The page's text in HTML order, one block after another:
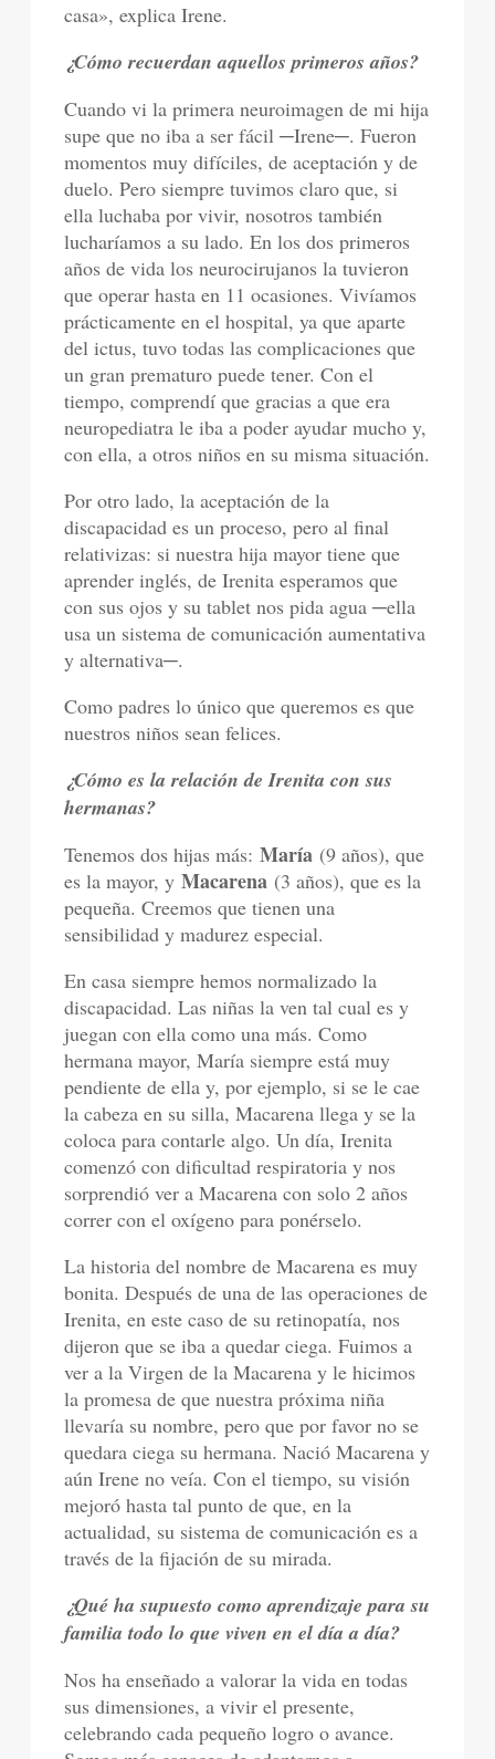
casa», explica Irene.
¿Cómo recuerdan aquellos primeros años?
Cuando vi la primera neuroimagen de mi hija
supe que no iba a ser fácil ─Irene─. Fueron
momentos muy difíciles, de aceptación y de
duelo. Pero siempre tuvimos claro que, si
ella luchaba por vivir, nosotros también
lucharíamos a su lado. En los dos primeros
años de vida los neurocirujanos la tuvieron
que operar hasta en 11 ocasiones. Vivíamos
prácticamente en el hospital, ya que aparte
del ictus, tuvo todas las complicaciones que
un gran prematuro puede tener. Con el
tiempo, comprendí que gracias a que era
neuropediatra le iba a poder ayudar mucho y,
con ella, a otros niños en su misma situación.
Por otro lado, la aceptación de la
discapacidad es un proceso, pero al final
relativizas: si nuestra hija mayor tiene que
aprender inglés, de Irenita esperamos que
con sus ojos y su tablet nos pida agua ─ella
usa un sistema de comunicación aumentativa
y alternativa─.
Como padres lo único que queremos es que
nuestros niños sean felices.
¿Cómo es la relación de Irenita con sus
hermanas?
Tenemos dos hijas más:María (9 años), que
es la mayor, yMacarena (3 años), que es la
pequeña. Creemos que tienen una
sensibilidad y madurez especial.
En casa siempre hemos normalizado la
discapacidad. Las niñas la ven tal cual es y
juegan con ella como una más. Como
hermana mayor, María siempre está muy
pendiente de ella y, por ejemplo, si se le cae
la cabeza en su silla, Macarena llega y se la
coloca para contarle algo. Un día, Irenita
comenzó con dificultad respiratoria y nos
sorprendió ver a Macarena con solo 2 años
correr con el oxígeno para ponérselo.
La historia del nombre de Macarena es muy
bonita. Después de una de las operaciones de
Irenita, en este caso de su retinopatía, nos
dijeron que se iba a quedar ciega. Fuimos a
ver a la Virgen de la Macarena y le hicimos
la promesa de que nuestra próxima niña
llevaría su nombre, pero que por favor no se
quedara ciega su hermana. Nació Macarena y
aún Irene no veía. Con el tiempo, su visión
mejoró hasta tal punto de que, en la
actualidad, su sistema de comunicación es a
través de la fijación de su mirada.
¿Qué ha supuesto como aprendizaje para su
familia todo lo que viven en el día a día?
Nos ha enseñado a valorar la vida en todas
sus dimensiones, a vivir el presente,
celebrando cada pequeño logro o avance.